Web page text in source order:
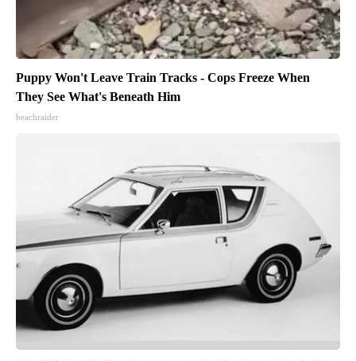
Puppy Won't Leave Train Tracks - Cops Freeze When
They See What's Beneath Him
beachraider